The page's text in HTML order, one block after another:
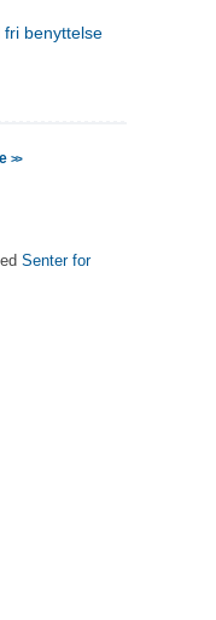
fri benyttelse
>>
Senter for